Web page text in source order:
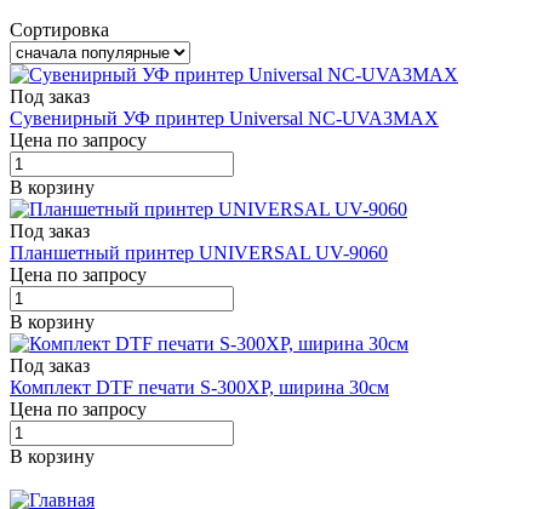
Сортировка
Под заказ
Cувенирный УФ принтер Universal NC-UVA3MAX
Цена по запросу
В корзину
Под заказ
Планшетный принтер UNIVERSAL UV-9060
Цена по запросу
В корзину
Под заказ
Комплект DTF печати S-300XP, ширина 30см
Цена по запросу
В корзину